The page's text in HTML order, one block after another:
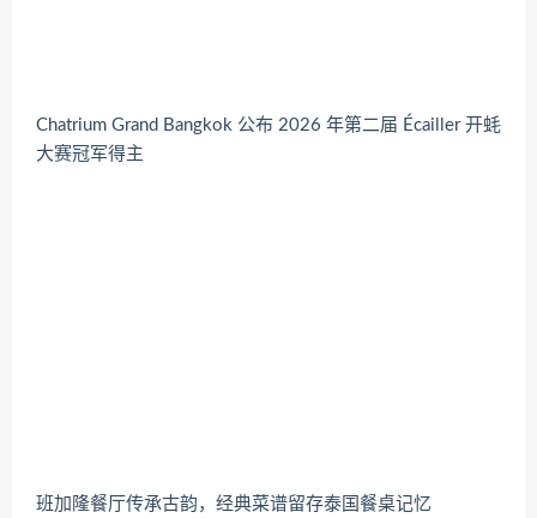
Chatrium Grand Bangkok 公布 2026 年第二届 Écailler 开蚝
大赛冠军得主
班加隆餐厅传承古韵，经典菜谱留存泰国餐桌记忆